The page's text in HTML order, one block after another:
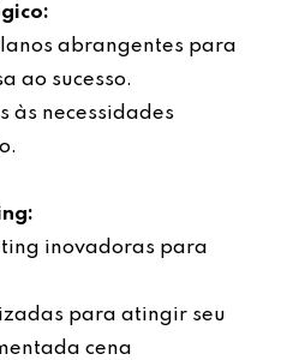
abrangentes para
ao sucesso.
às necessidades
inovadoras para
para atingir seu
cena